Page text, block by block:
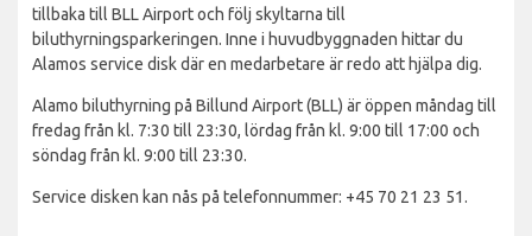
tillbaka till BLL Airport och följ skyltarna till
biluthyrningsparkeringen. Inne i huvudbyggnaden hittar du
Alamos service disk där en medarbetare är redo att hjälpa dig.
Alamo biluthyrning på Billund Airport (BLL) är öppen måndag till
fredag från kl. 7:30 till 23:30, lördag från kl. 9:00 till 17:00 och
söndag från kl. 9:00 till 23:30.
Service disken kan nås på telefonnummer: +45 70 21 23 51.